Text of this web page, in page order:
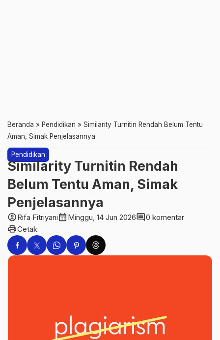
Beranda » Pendidikan » Similarity Turnitin Rendah Belum Tentu
Aman, Simak Penjelasannya
Pendidikan
Similarity Turnitin Rendah
Belum Tentu Aman, Simak
Penjelasannya
account_circleRifa Fitriyanicalendar_month Minggu, 14 Jun 2026comment0 komentar
printCetak